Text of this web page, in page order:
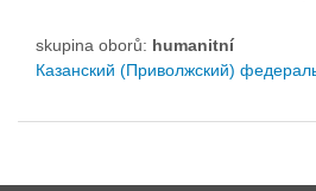
skupina oborů: humanitní
Казанский (Приволжский)